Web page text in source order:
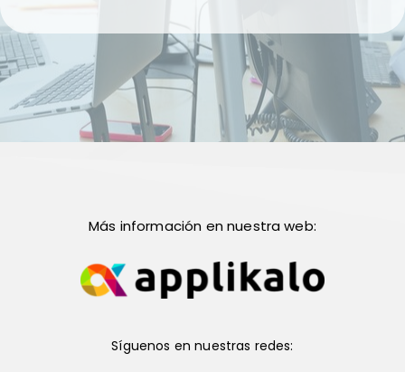
Más información en nuestra web:
Síguenos en nuestras redes: